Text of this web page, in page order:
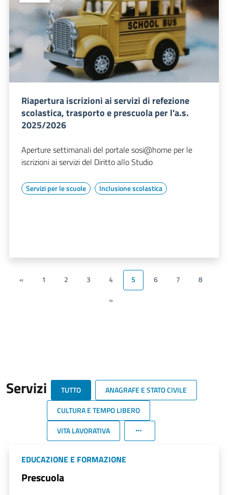
Riapertura iscrizioni ai servizi di refezione
scolastica, trasporto e prescuola per l'a.s.
2025/2026
Aperture settimanali del portale sosi@home per le
iscrizioni ai servizi del Diritto allo Studio
Servizi per le scuole Inclusione scolastica
« 1 2 3 4 5 6 7
8
»
Servizi TUTTO
ANAGRAFE E STATO CIVILE
CULTURA E TEMPO LIBERO
VITA LAVORATIVA
EDUCAZIONE E FORMAZIONE
Prescuola